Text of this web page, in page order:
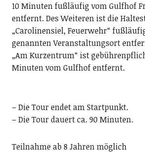
10 Minuten fußläufig vom Gulfhof
entfernt. Des Weiteren ist die
„Carolinensiel, Feuerwehr“
genannten Veranstaltungsort
„Am Kurzentrum“ ist
Minuten vom Gulfhof entfernt.
– Die Tour endet am Startpunkt.
– Die Tour dauert ca. 90 Minuten.
Teilnahme ab 8 Jahren möglich